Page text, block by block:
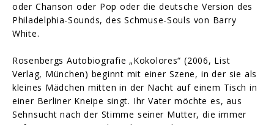
oder Chanson oder Pop oder die deutsche Version des
Philadelphia-Sounds, des Schmuse-Souls von Barry
White.
Rosenbergs Autobiografie „Kokolores“ (2006, List
Verlag, München) beginnt mit einer Szene, in der sie als
kleines Mädchen mitten in der Nacht auf einem Tisch in
einer Berliner Kneipe singt. Ihr Vater möchte es, aus
Sehnsucht nach der Stimme seiner Mutter, die immer